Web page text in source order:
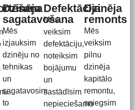
Dzinēja
sagatavošana
Mēs
izjauksim
dzinēju no
tehnikas
un
sagatavosim
to
Defektācija
Mēs
veiksim
defektāciju,
noteiksim
bojājumu
un
sastādīsim
nepieciešamo
Dzinēja
remonts
Mēs
veiksim
pilnu
dzinēja
kapitālo
remontu,
sniegsim